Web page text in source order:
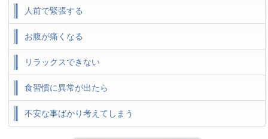
人前で緊張する
お腹が痛くなる
リラックスできない
食習慣に異常が出たら
不安な事ばかり考えてしまう